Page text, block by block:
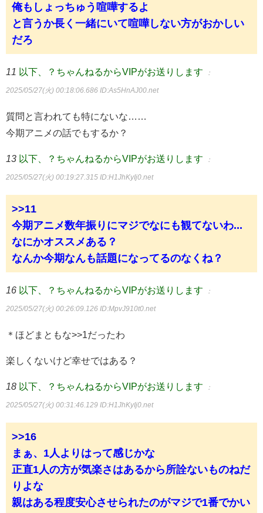
俺もしょっちゅう喧嘩するよ
と言うか長く一緒にいて喧嘩しない方がおかしい
だろ
11 以下、？ちゃんねるからVIPがお送りします ：
2025/05/27(火) 00:18:06.686 ID:As5HnAJ00.net
質問と言われても特にないな……
今期アニメの話でもするか？
13 以下、？ちゃんねるからVIPがお送りします ：
2025/05/27(火) 00:19:27.315 ID:H1JhKyIj0.net
>>11
今期アニメ数年振りにマジでなにも観てないわ...
なにかオススメある？
なんか今期なんも話題になってるのなくね？
16 以下、？ちゃんねるからVIPがお送りします ：
2025/05/27(火) 00:26:09.126 ID:MpvJ910t0.net
＊ほどまともな>>1だったわ
楽しくないけど幸せではある？
18 以下、？ちゃんねるからVIPがお送りします ：
2025/05/27(火) 00:31:46.129 ID:H1JhKyIj0.net
>>16
まぁ、1人よりはって感じかな
正直1人の方が気楽さはあるから所詮ないものねだ
りよな
親はある程度安心させられたのがマジで1番でかい